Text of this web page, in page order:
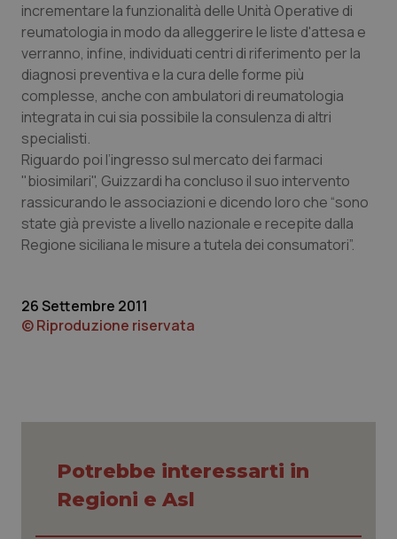
Lombardia
Marche
Molise
Piemonte
Provincia Autonoma di Bolzano
Puglia
Umbria
Dolore
Donna & Salute
Epatiti
HIV
Infezioni & Febbre
Malattie rare
Oftalmologia
incrementare la funzionalità delle Unità Operative di
reumatologia in modo da alleggerire le liste d'attesa e
verranno, infine, individuati centri di riferimento per la
diagnosi preventiva e la cura delle forme più
complesse, anche con ambulatori di reumatologia
integrata in cui sia possibile la consulenza di altri
specialisti.
Riguardo poi l’ingresso sul mercato dei farmaci
"biosimilari", Guizzardi ha concluso il suo intervento
rassicurando le associazioni e dicendo loro che “sono
state già previste a livello nazionale e recepite dalla
Regione siciliana le misure a tutela dei consumatori”.
26 Settembre 2011
© Riproduzione riservata
Potrebbe interessarti in
Regioni e Asl